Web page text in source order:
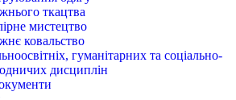
ткацтва
мистецтво
ковальство
гуманітарних та соціально-
дисциплін